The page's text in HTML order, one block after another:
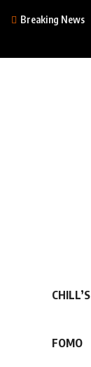
Breaking News
CHILL’S
FOMO